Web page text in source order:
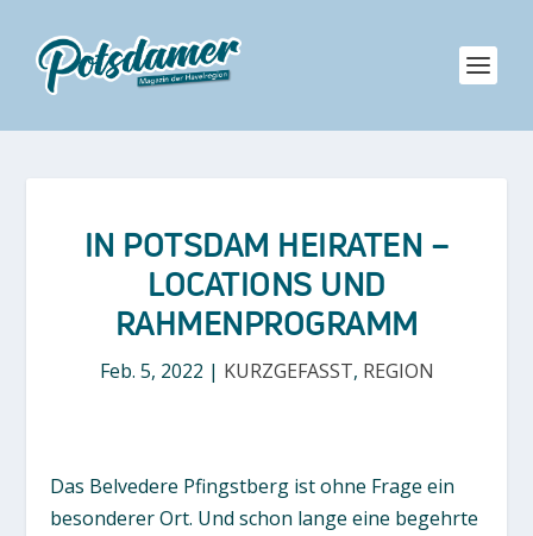
IN POTSDAM HEIRATEN –
LOCATIONS UND
RAHMENPROGRAMM
Feb. 5, 2022 | KURZGEFASST, REGION
Das Belvedere Pfingstberg ist ohne Frage ein
besonderer Ort. Und schon lange eine begehrte